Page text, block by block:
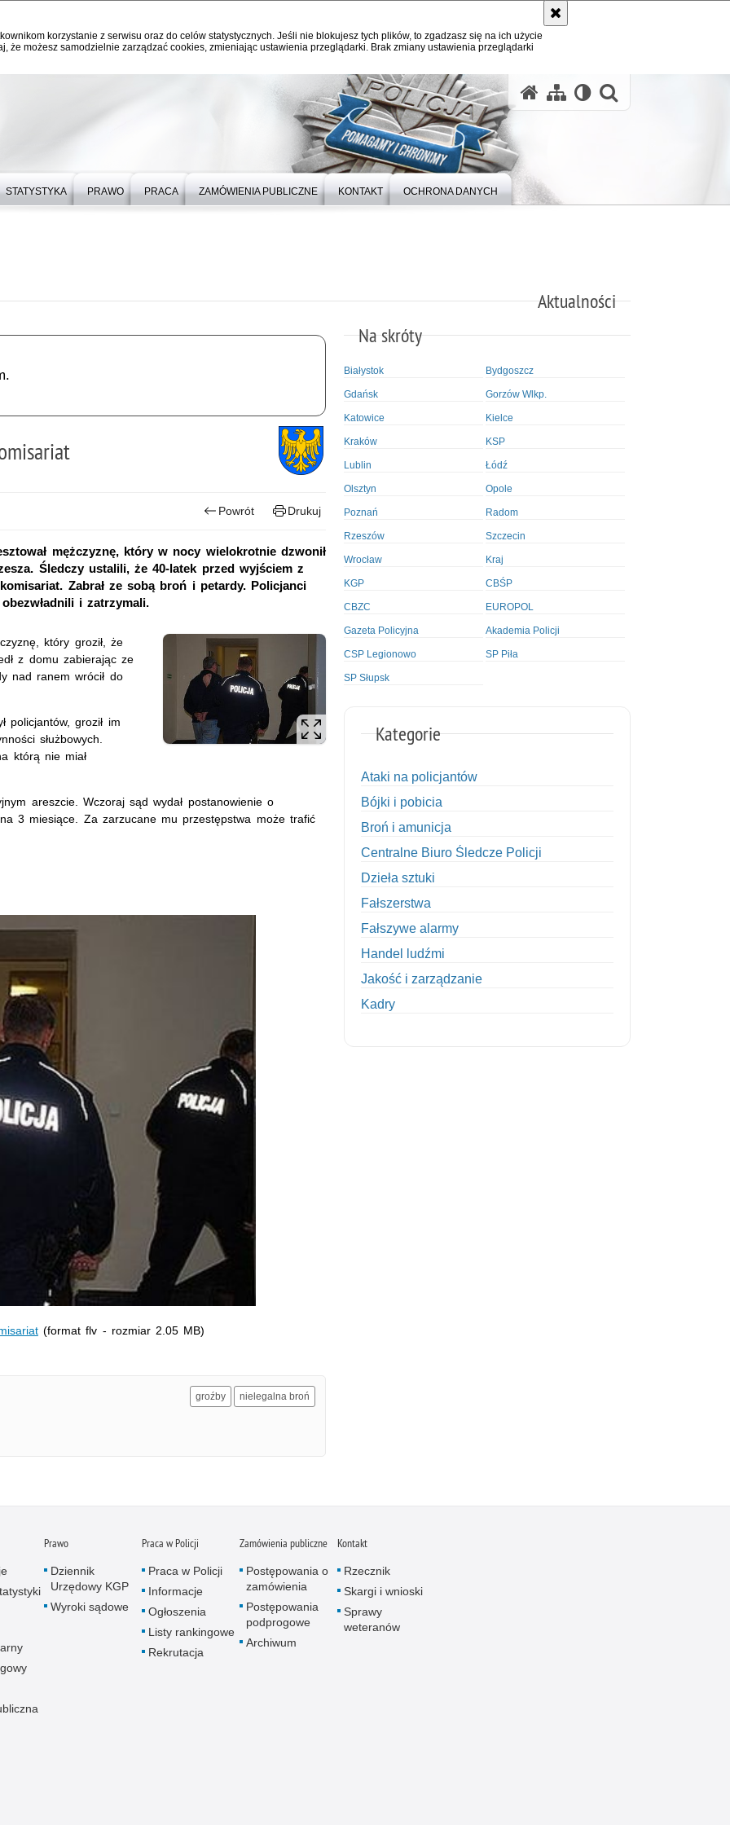
korzystanie z serwisu oraz do celów statystycznych. Jeśli nie blokujesz tych plików, to zgadzasz się na ich użycie
że możesz samodzielnie zarządzać cookies, zmieniając ustawienia przeglądarki. Brak zmiany ustawienia przeglądarki
STATYSTYKA PRAWO PRACA ZAMÓWIENIA PUBLICZNE KONTAKT OCHRONA DANYCH
Aktualności
Powrót Drukuj
mężczyznę, który w nocy wielokrotnie dzwonił
Śledczy ustalili, że 40-latek przed wyjściem z
Zabrał ze sobą broń i petardy. Policjanci
i zatrzymali.
który groził, że
z domu zabierając ze
nad ranem wrócił do
policjantów, groził im
służbowych.
którą nie miał
areszcie. Wczoraj sąd wydał postanowienie o
3 miesiące. Za zarzucane mu przestępstwa może trafić
(format flv - rozmiar 2.05 MB)
groźby nielegalna broń
Na skróty
Białystok Bydgoszcz
Gdańsk Gorzów Wlkp.
Katowice Kielce
Kraków KSP
Lublin Łódź
Olsztyn Opole
Poznań Radom
Rzeszów Szczecin
Wrocław Kraj
KGP CBŚP
CBZC EUROPOL
Gazeta Policyjna Akademia Policji
CSP Legionowo SP Piła
SP Słupsk
Kategorie
Ataki na policjantów
Bójki i pobicia
Broń i amunicja
Centralne Biuro Śledcze Policji
Dzieła sztuki
Fałszerstwa
Fałszywe alarmy
Handel ludźmi
Jakość i zarządzanie
Kadry
Piractwo przemysłowe
Podrabianie znaków towarowych
Pogryzienia przez psy
Prawo
Dziennik
Urzędowy KGP
Wyroki sądowe
Praca w Policji
Praca w Policji
Informacje
Ogłoszenia
Listy rankingowe
Rekrutacja
Zamówienia publiczne
Postępowania o
zamówienia
Postępowania
podprogowe
Archiwum
Kontakt
Rzecznik
Skargi i wnioski
Sprawy
weteranów